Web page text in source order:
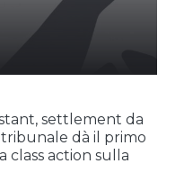
settlement da
tribunale dà il primo
class action sulla